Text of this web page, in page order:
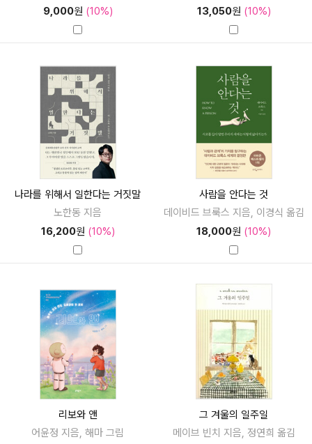
9,000원 (10%)
13,050원 (10%)
나라를 위해서 일한다는 거짓말
노한동 지음
16,200원 (10%)
사람을 안다는 것
데이비드 브룩스 지음, 이경식 옮김
18,000원 (10%)
리보와 앤
어윤정 지음, 해마 그림
그 겨울의 일주일
메이브 빈치 지음, 정연희 옮김